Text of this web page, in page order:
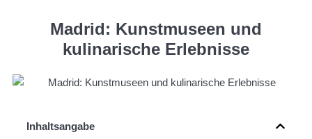
Madrid: Kunstmuseen und
kulinarische Erlebnisse
Inhaltsangabe